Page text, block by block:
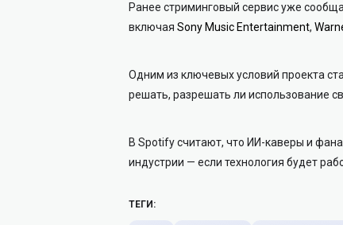
Ранее стриминговый сервис уже
включая Sony Music Entertainment,
Одним из ключевых условий проекта
решать, разрешать ли использование
В Spotify считают, что ИИ-каверы и
индустрии — если технология будет
ТЕГИ: